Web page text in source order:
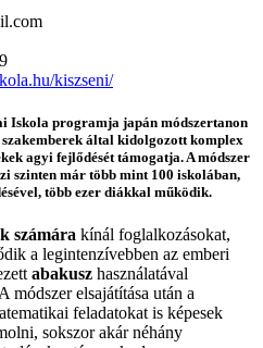
kiszseni/
Iskola programja japán módszertanon
által kidolgozott komplex
agyi fejlődését támogatja. A módszer
szinten már több mint 100 iskolában,
több ezer diákkal működik.
számára kínál foglalkozásokat,
a legintenzívebben az emberi
abakusz használatával
elsajátítása után a
feladatokat is képesek
sokszor akár néhány